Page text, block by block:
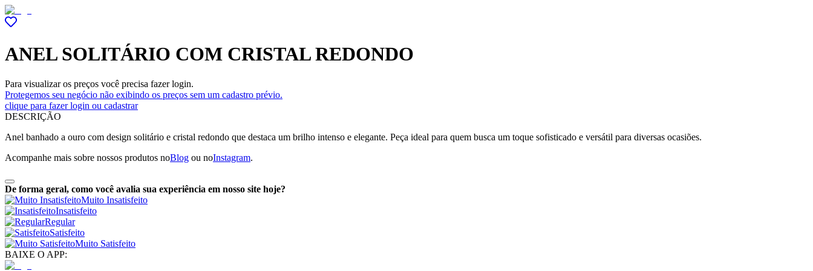
ANEL SOLITÁRIO COM CRISTAL REDONDO
Para visualizar os preços você precisa fazer login.
Protegemos seu negócio não exibindo os preços sem um cadastro prévio.
clique para fazer login ou cadastrar
DESCRIÇÃO
Anel banhado a ouro com design solitário e cristal redondo que destaca um brilho intenso e elegante. Peça ideal para quem busca um toque sofisticado e versátil para diversas ocasiões.
Acompanhe mais sobre nossos produtos noBlog ou noInstagram.
De forma geral, como você avalia sua experiência em nosso site hoje?
Muito Insatisfeito
Insatisfeito
Regular
Satisfeito
Muito Satisfeito
BAIXE O APP: